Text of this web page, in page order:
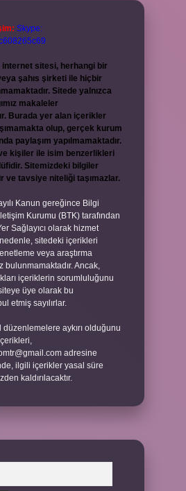
Skype:
internet sitesi, herhangi bir
şahıs şirketi ile hiçbir
Sitede yalnızca
makaleler
Burada yer alan içerikler
olup, gerçek kurum
paylaşım yapılmamaktadır.
kişiler ile isim benzerlikleri
Sitemizdeki bilgiler
ve tavsiye niteliği taşımazlar.
Kanun gereğince Bilgi
Kurumu (BTK) tarafından
Sağlayıcı olarak hizmet
sitedeki içerikleri
veya araştırma
bulunmamaktadır. Ancak,
içeriklerin sorumluluğunu
üye olarak bu
etmiş sayılırlar.
düzenlemelere aykırı olduğunu
adresine
ilgili içerikler yasal süre
kaldırılacaktır.